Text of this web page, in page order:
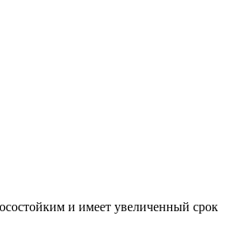
и имеет увеличенный срок